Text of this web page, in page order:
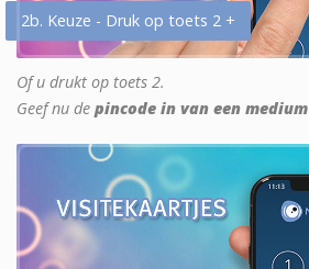
2b. Keuze - Druk op toets 2 +
Of u drukt op toets 2.
Geef nu de pincode in van een medium